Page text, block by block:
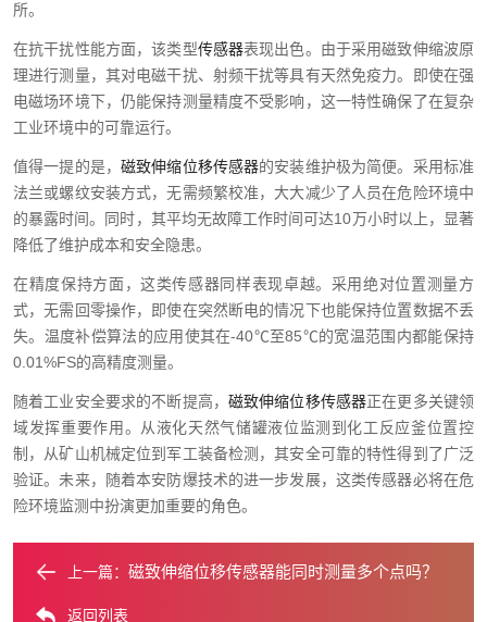
所。
在抗干扰性能方面，该类型传感器表现出色。由于采用磁致伸缩波原
理进行测量，其对电磁干扰、射频干扰等具有天然免疫力。即使在强
电磁场环境下，仍能保持测量精度不受影响，这一特性确保了在复杂
工业环境中的可靠运行。
值得一提的是， 磁致伸缩位移传感器的安装维护极为简便。采用标准
法兰或螺纹安装方式，无需频繁校准，大大减少了人员在危险环境中
的暴露时间。同时，其平均无故障工作时间可达10万小时以上，显著
降低了维护成本和安全隐患。
在精度保持方面，这类传感器同样表现卓越。采用绝对位置测量方
式，无需回零操作，即使在突然断电的情况下也能保持位置数据不丢
失。温度补偿算法的应用使其在-40℃至85℃的宽温范围内都能保持
0.01%FS的高精度测量。
随着工业安全要求的不断提高， 磁致伸缩位移传感器正在更多关键领
域发挥重要作用。从液化天然气储罐液位监测到化工反应釜位置控
制，从矿山机械定位到军工装备检测，其安全可靠的特性得到了广泛
验证。未来，随着本安防爆技术的进一步发展，这类传感器必将在危
险环境监测中扮演更加重要的角色。
上一篇： 磁致伸缩位移传感器能同时测量多个点吗？
返回列表